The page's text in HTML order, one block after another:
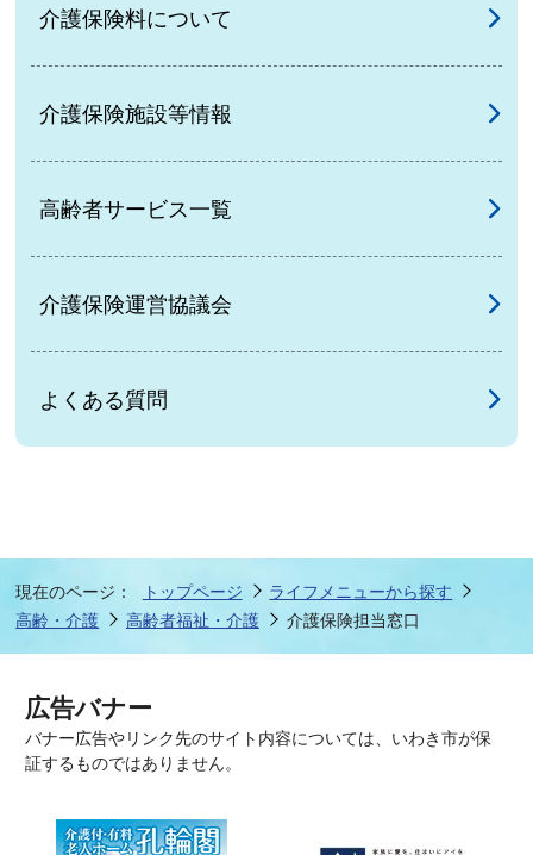
介護保険料について
介護保険施設等情報
高齢者サービス一覧
介護保険運営協議会
よくある質問
現在のページ： トップページ
ライフメニューから探す
高齢・介護
高齢者福祉・介護 介護保険担当窓口
広告バナー
バナー広告やリンク先のサイト内容については、いわき市が保
証するものではありません。